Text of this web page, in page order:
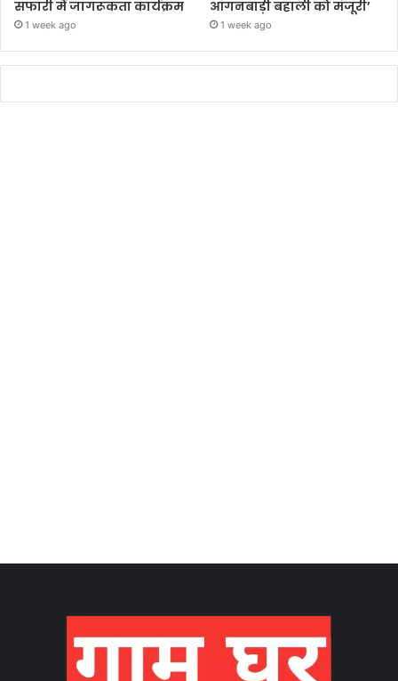
सफारी में जागरूकता कार्यक्रम
1 week ago
आंगनबाड़ी बहाली को मंजूरी’
1 week ago